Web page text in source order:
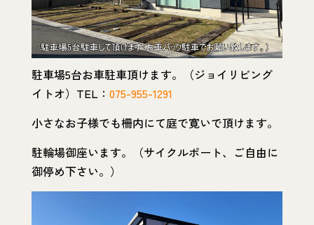
駐車場5台お車駐車頂けます。（ジョイリビング
イトオ）TEL： 075-955-1291
小さなお子様でも柵内にて庭で寛いで頂けます。
駐輪場御座います。（サイクルポート、ご自由に
御停め下さい。）